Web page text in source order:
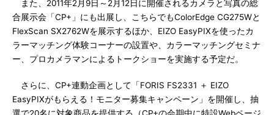
また、2011年2月9日～2月12日に開催されるカメラと写真の総
合展示会「CP+」にも出展し、こちらでもColorEdge CG275Wと
FlexScan SX2762Wを展示するほか、EIZO EasyPIXを使ったカ
ラーマッチング体験コーナーの設置や、カラーマッチングセミナ
ー、プロカメラマンによるトークショーを実施する予定だ。
さらに、CP+連動企画として「FORIS FS2331 ＋ EIZO
EasyPIXがもらえる！モニター募集キャンペーン」を開催し、抽